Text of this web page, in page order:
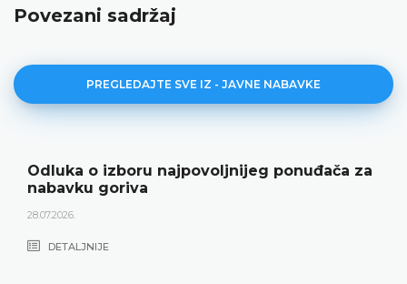
Povezani sadržaj
PREGLEDAJTE SVE IZ - JAVNE NABAVKE
Odluka o izboru najpovoljnijeg ponuđača za
nabavku goriva
28.07.2026.
DETALJNIJE